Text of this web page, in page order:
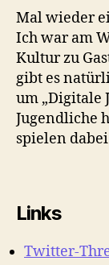
Mal wieder
Ich war am
Kultur zu
gibt es
um „Digitale
Jugendliche
spielen
Links
Twitter-